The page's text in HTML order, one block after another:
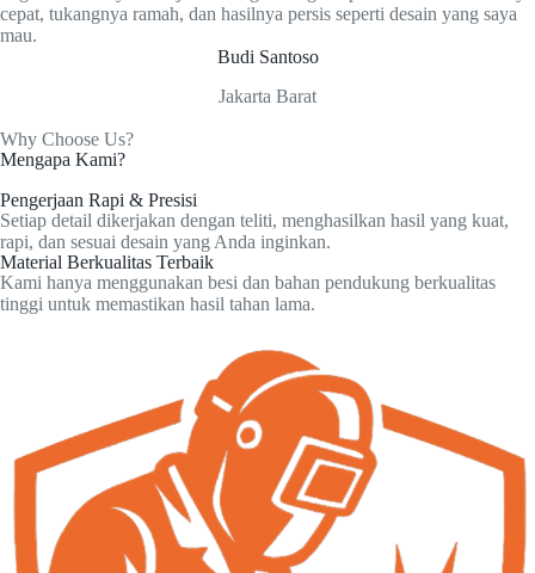
cepat, tukangnya ramah, dan hasilnya persis seperti desain yang saya
mau.
Budi Santoso
Jakarta Barat
Why Choose Us?
Mengapa Kami?
Pengerjaan Rapi & Presisi
Setiap detail dikerjakan dengan teliti, menghasilkan hasil yang kuat,
rapi, dan sesuai desain yang Anda inginkan.
Material Berkualitas Terbaik
Kami hanya menggunakan besi dan bahan pendukung berkualitas
tinggi untuk memastikan hasil tahan lama.